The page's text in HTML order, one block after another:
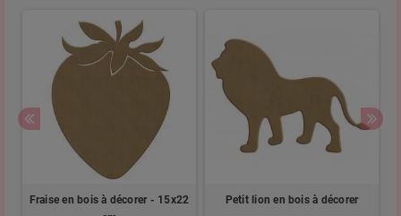
Fraise en bois à décorer - 15x22
Petit lion en bois à décorer